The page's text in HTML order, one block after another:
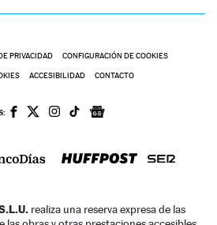
PRIVACIDAD CONFIGURACIÓN DE COOKIES
ACCESIBILIDAD CONTACTO
realiza una reserva expresa de las